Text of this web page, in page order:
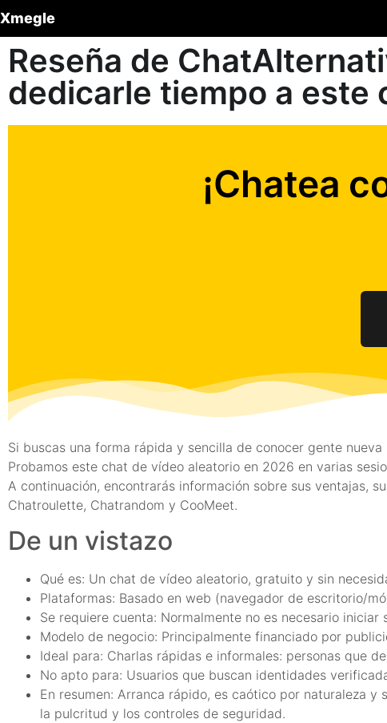
Xmegle
Reseña de
dedicarle tiempo a este
¡Chatea
Si buscas una forma rápida y sencilla de conocer gente
Probamos este chat de vídeo aleatorio en 2026 en varias
A continuación, encontrarás información sobre sus ventajas,
Chatroulette, Chatrandom y CooMeet.
De un vistazo
Qué es: Un chat de vídeo aleatorio, gratuito y sin
Plataformas: Basado en web (navegador de escritorio/
Se requiere cuenta: Normalmente no es necesario
Modelo de negocio: Principalmente financiado por
Ideal para: Charlas rápidas e informales: personas que
No apto para: Usuarios que buscan identidades
En resumen: Arranca rápido, es caótico por naturaleza
la pulcritud y los controles de seguridad.